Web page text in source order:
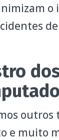
o
outros
e muito